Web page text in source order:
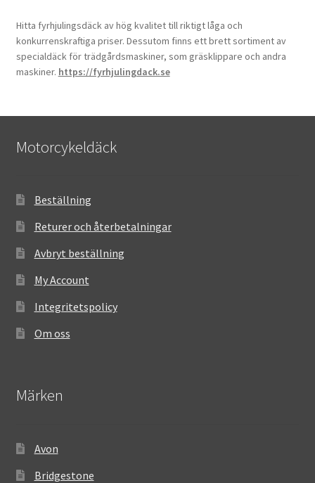
Hitta fyrhjulingsdäck av hög kvalitet till riktigt låga och
konkurrenskraftiga priser. Dessutom finns ett brett sortiment av
specialdäck för trädgårdsmaskiner, som gräsklippare och andra
maskiner. https://fyrhjulingdack.se
Motorcykeldäck
Beställning
Returer och återbetalningar
Avbryt beställning
My Account
Integritetspolicy
Om oss
Märken
Avon
Bridgestone